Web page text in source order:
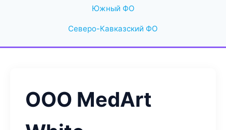
Южный ФО
Северо-Кавказский ФО
ООО MedArt